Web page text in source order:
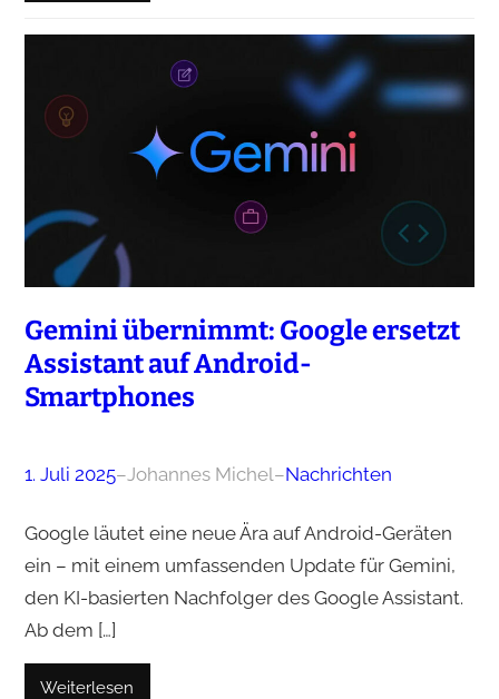
Gemini übernimmt: Google ersetzt
Assistant auf Android-
Smartphones
1. Juli 2025–Johannes Michel–Nachrichten
Google läutet eine neue Ära auf Android-Geräten
ein – mit einem umfassenden Update für Gemini,
den KI-basierten Nachfolger des Google Assistant.
Ab dem […]
Weiterlesen